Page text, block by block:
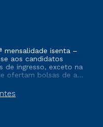
mensalidade isenta –
aos candidatos
de ingresso, exceto na
ofertam bolsas de até
e/ou não
matrícula em uma